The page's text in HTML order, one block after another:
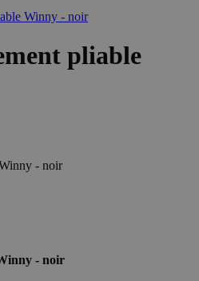
Winny - noir
pliable
- noir